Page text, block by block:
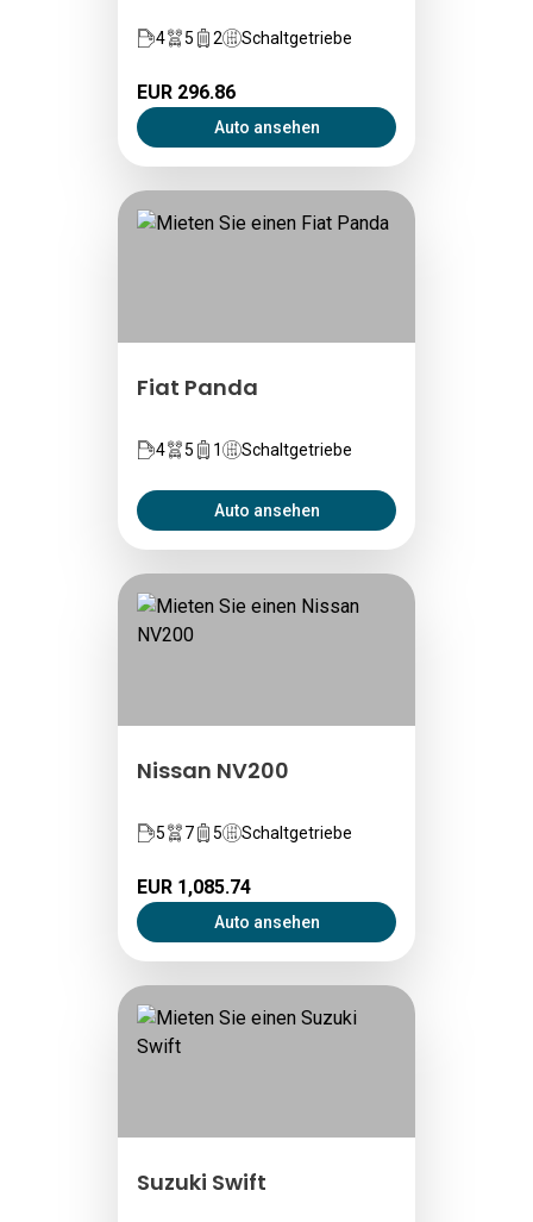
4 5 2 Schaltgetriebe
EUR 296.86
Auto ansehen
Fiat Panda
4 5 1 Schaltgetriebe
Auto ansehen
Nissan NV200
5 7 5 Schaltgetriebe
EUR 1,085.74
Auto ansehen
Suzuki Swift